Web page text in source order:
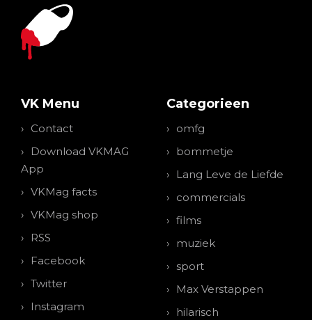
VK Menu
Contact
Download VKMAG
App
VKMag facts
VKMag shop
RSS
Facebook
Twitter
Instagram
Categorieen
omfg
bommetje
Lang Leve de Liefde
commercials
films
muziek
sport
Max Verstappen
hilarisch